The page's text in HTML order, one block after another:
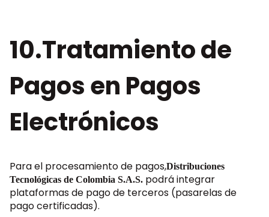
10.Tratamiento de
Pagos en Pagos
Electrónicos
Para el procesamiento de pagos,Distribuciones
Tecnológicas de Colombia S.A.S. podrá integrar
plataformas de pago de terceros (pasarelas de
pago certificadas).